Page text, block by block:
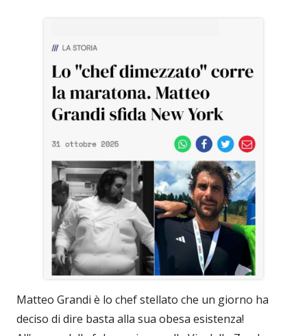
Matteo Grandi è lo chef stellato che un giorno ha
deciso di dire basta alla sua obesa esistenza!